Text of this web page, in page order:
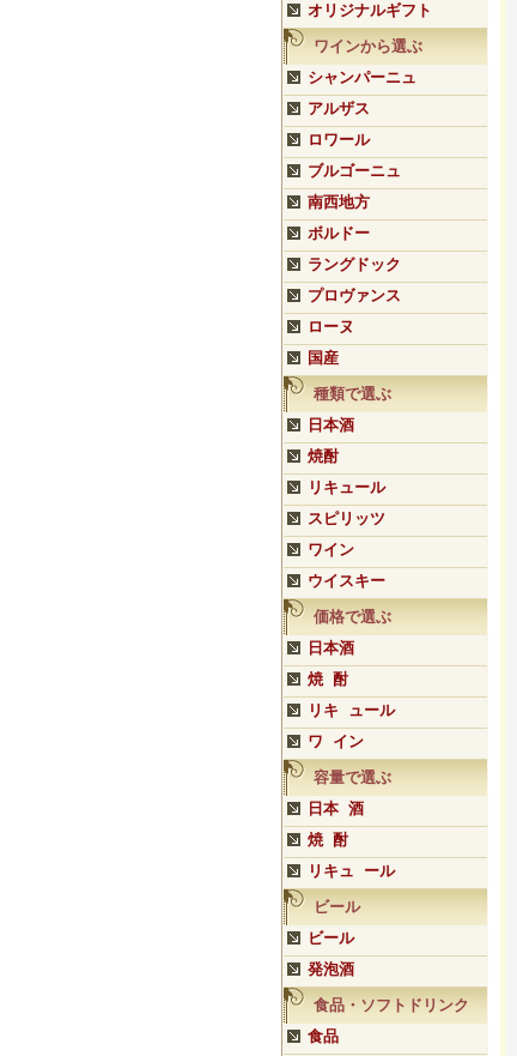
オリジナルギフト
ワインから選ぶ
シャンパーニュ
アルザス
ロワール
ブルゴーニュ
南西地方
ボルドー
ラングドック
プロヴァンス
ローヌ
国産
種類で選ぶ
日本酒
焼酎
リキュール
スピリッツ
ワイン
ウイスキー
価格で選ぶ
日本酒
焼 酎
リキ ュール
ワ イン
容量で選ぶ
日本 酒
焼 酎
リキュ ール
ビール
ビール
発泡酒
食品・ソフトドリンク
食品